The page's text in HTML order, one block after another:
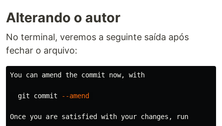
Alterando o autor
No terminal, veremos a seguinte saída após
fechar o arquivo:
You can amend the commit now, with
  git commit
--amend
Once you are satisfied with your changes, run